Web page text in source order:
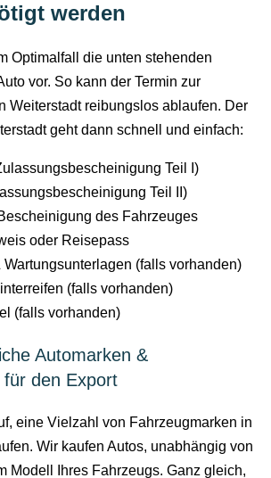
werden
Optimalfall die unten stehenden
vor. So kann der Termin zur
Weiterstadt reibungslos ablaufen. Der
geht dann schnell und einfach:
Teil I)
Teil II)
des Fahrzeuges
oder Reisepass
Wartungsunterlagen (falls vorhanden)
(falls vorhanden)
(falls vorhanden)
Automarken &
den Export
eine Vielzahl von Fahrzeugmarken in
Wir kaufen Autos, unabhängig von
Modell Ihres Fahrzeugs. Ganz gleich,